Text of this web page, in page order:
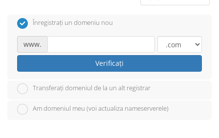
Înregistrați un domeniu nou
www.
Verificați
Transferați domeniul de la un alt registrar
Am domeniul meu (voi actualiza nameserverele)